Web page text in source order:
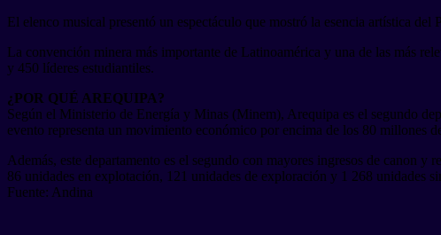
El elenco musical presentó un espectáculo que mostró la esencia artística
La convención minera más importante de Latinoamérica y una de las más
y 450 líderes estudiantiles.
¿POR QUÉ AREQUIPA?
Según el Ministerio de Energía y Minas (Minem), Arequipa es el segundo
evento representa un movimiento económico por encima de los 80
Además, este departamento es el segundo con mayores ingresos de canon
86 unidades en explotación, 121 unidades de exploración y 1 268 unidades
Fuente: Andina